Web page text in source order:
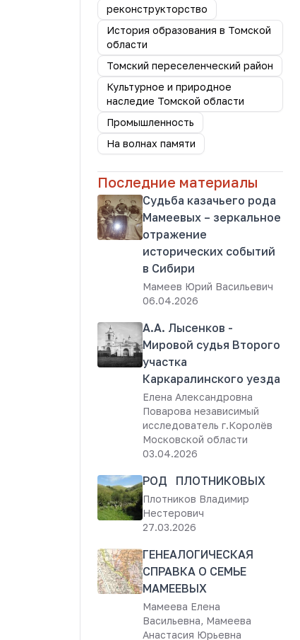
реконструкторство
История образования в Томской
области
Томский переселенческий район
Культурное и природное
наследие Томской области
Промышленность
На волнах памяти
Последние материалы
Судьба казачьего рода
Мамеевых – зеркальное
отражение
исторических событий
в Сибири
Мамеев Юрий Васильевич
06.04.2026
А.А. Лысенков -
Мировой судья Второго
участка
Каркаралинского уезда
Елена Александровна
Поварова независимый
исследователь г.Королёв
Московской области
03.04.2026
РОД ПЛОТНИКОВЫХ
Плотников Владимир
Нестерович
27.03.2026
ГЕНЕАЛОГИЧЕСКАЯ
СПРАВКА О СЕМЬЕ
МАМЕЕВЫХ
Мамеева Елена
Васильевна, Мамеева
Анастасия Юрьевна